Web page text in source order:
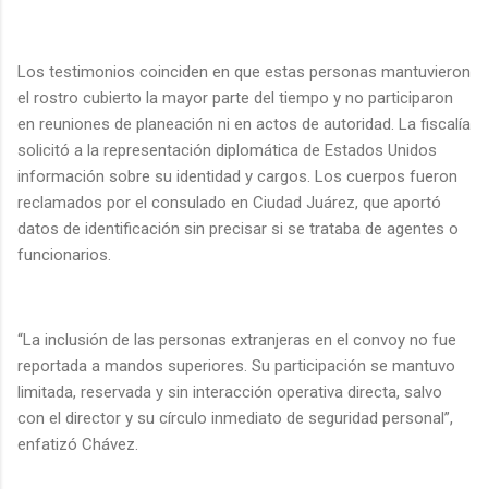
Los testimonios coinciden en que estas personas mantuvieron
el rostro cubierto la mayor parte del tiempo y no participaron
en reuniones de planeación ni en actos de autoridad. La fiscalía
solicitó a la representación diplomática de Estados Unidos
información sobre su identidad y cargos. Los cuerpos fueron
reclamados por el consulado en Ciudad Juárez, que aportó
datos de identificación sin precisar si se trataba de agentes o
funcionarios.
“La inclusión de las personas extranjeras en el convoy no fue
reportada a mandos superiores. Su participación se mantuvo
limitada, reservada y sin interacción operativa directa, salvo
con el director y su círculo inmediato de seguridad personal”,
enfatizó Chávez.